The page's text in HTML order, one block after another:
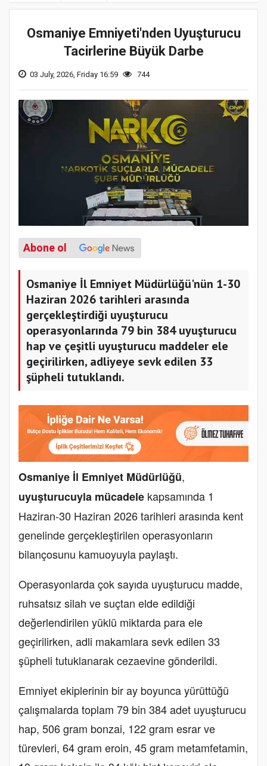
Osmaniye Emniyeti'nden Uyuşturucu
Tacirlerine Büyük Darbe
03 July, 2026, Friday 16:59 744
Abone ol
Osmaniye İl Emniyet Müdürlüğü'nün 1-30
Haziran 2026 tarihleri arasında
gerçekleştirdiği uyuşturucu
operasyonlarında 79 bin 384 uyuşturucu
hap ve çeşitli uyuşturucu maddeler ele
geçirilirken, adliyeye sevk edilen 33
şüpheli tutuklandı.
Osmaniye İl Emniyet Müdürlüğü,
uyuşturucuyla mücadele kapsamında 1
Haziran-30 Haziran 2026 tarihleri arasında kent
genelinde gerçekleştirilen operasyonların
bilançosunu kamuoyuyla paylaştı.
Operasyonlarda çok sayıda uyuşturucu madde,
ruhsatsız silah ve suçtan elde edildiği
değerlendirilen yüklü miktarda para ele
geçirilirken, adli makamlara sevk edilen 33
şüpheli tutuklanarak cezaevine gönderildi.
Emniyet ekiplerinin bir ay boyunca yürüttüğü
çalışmalarda toplam 79 bin 384 adet uyuşturucu
hap, 506 gram bonzai, 122 gram esrar ve
türevleri, 64 gram eroin, 45 gram metamfetamin,